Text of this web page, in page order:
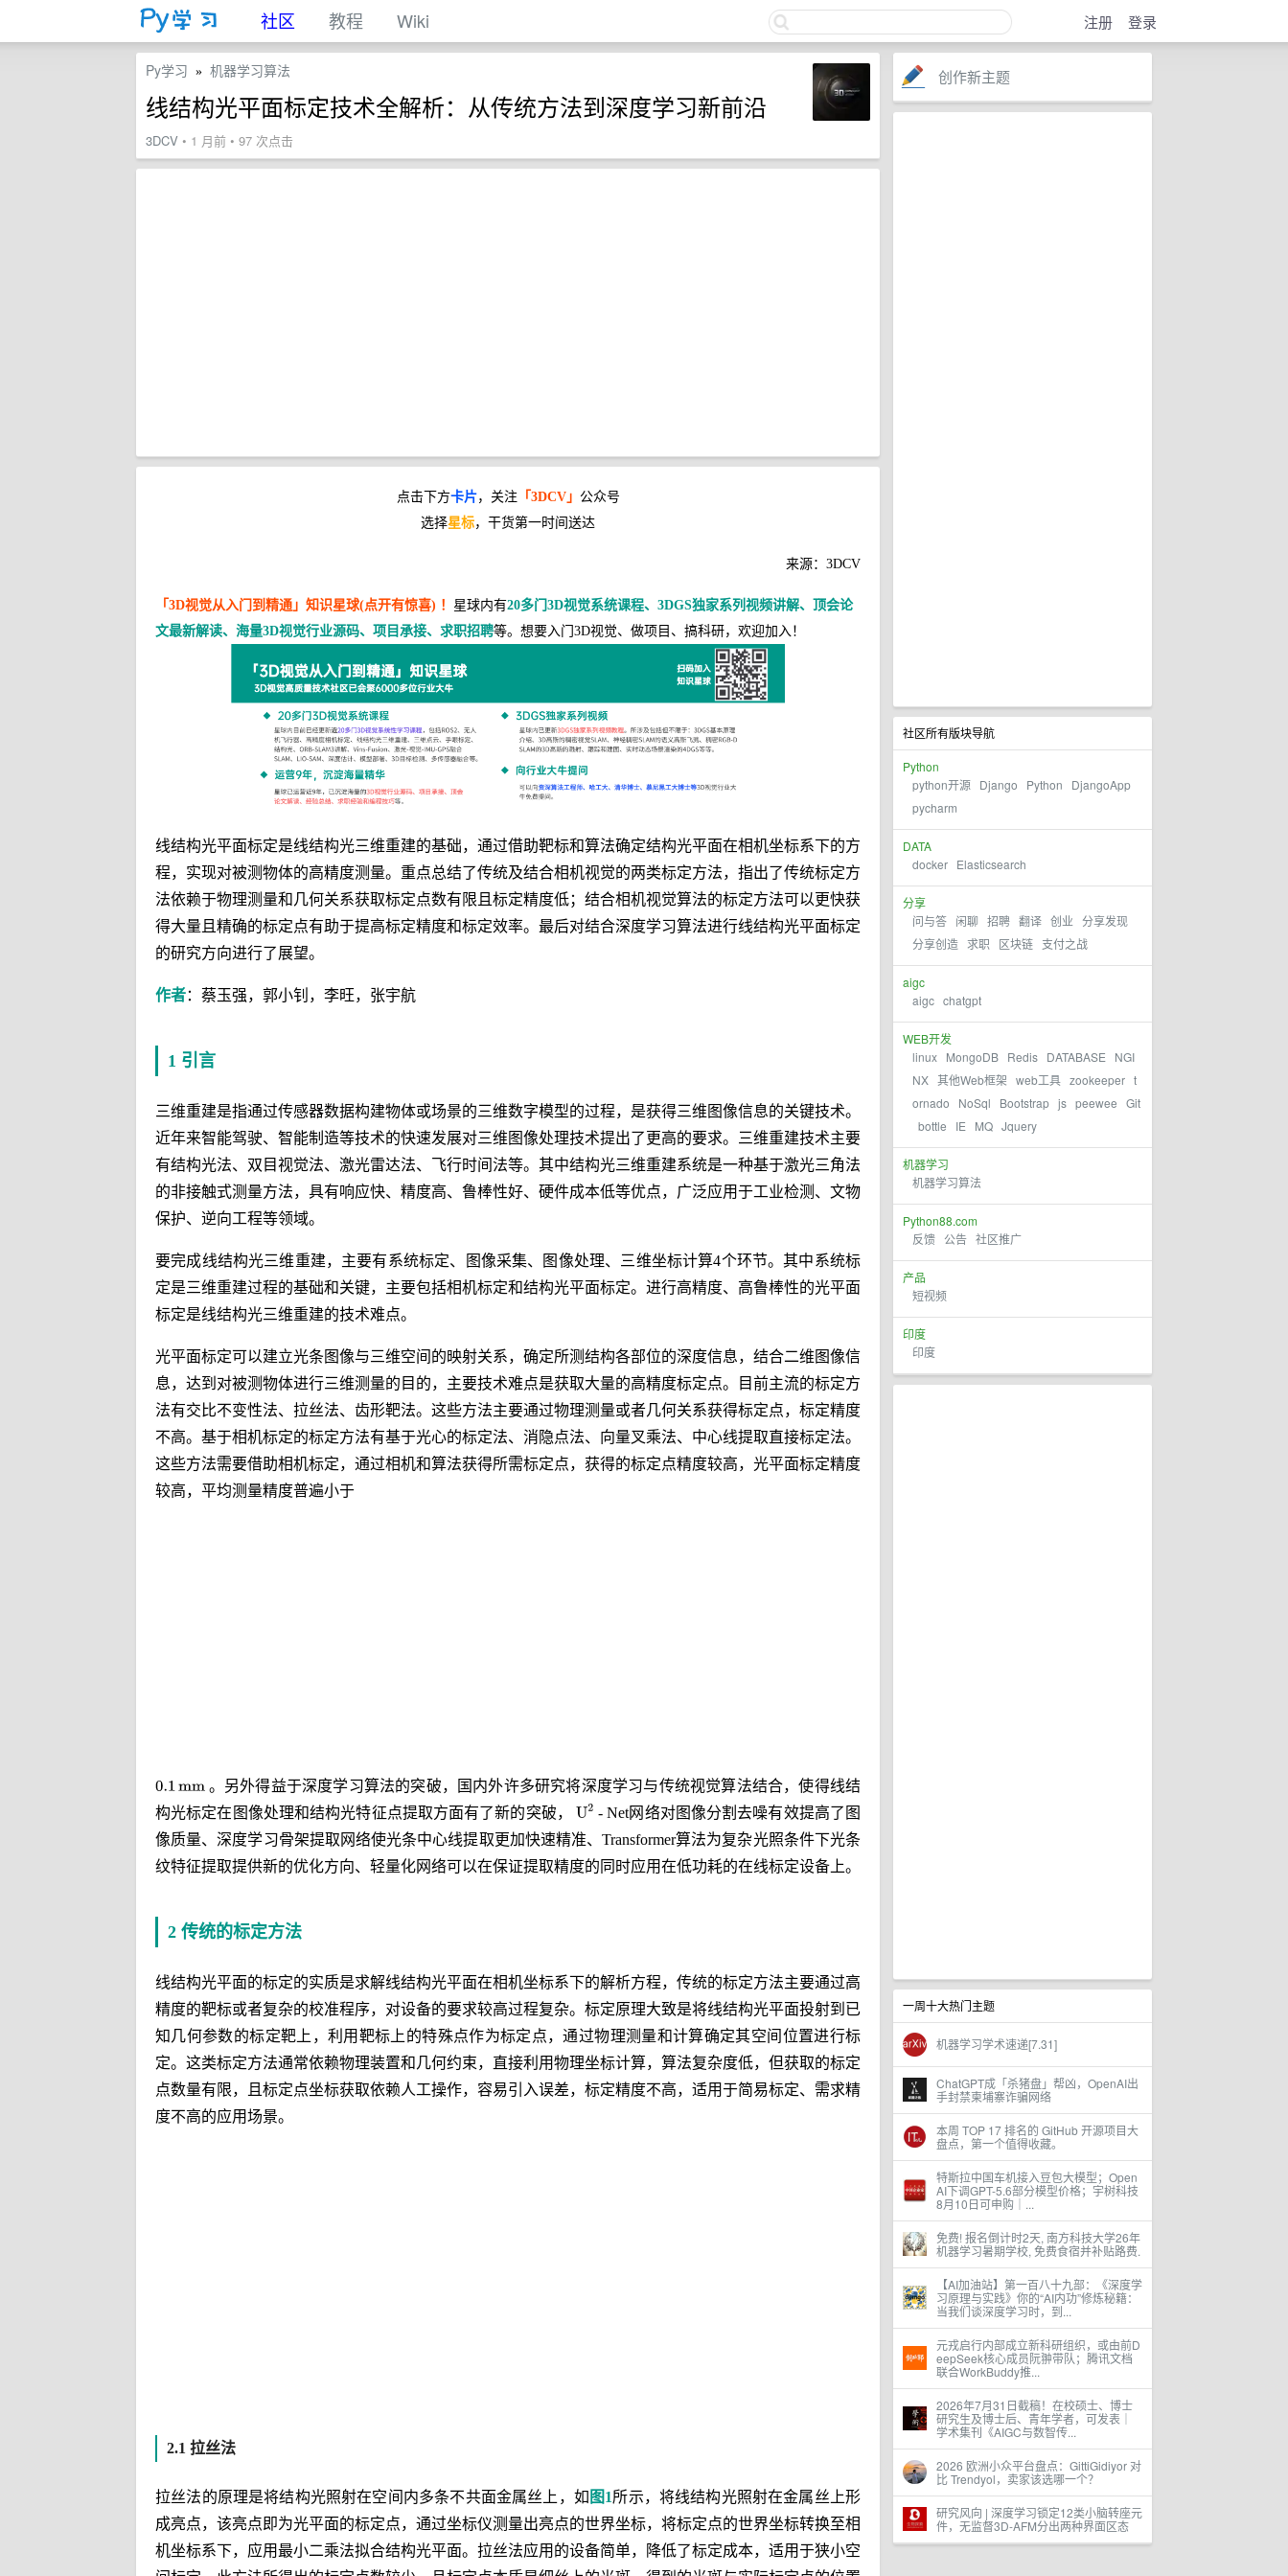
社区 教程 Wiki 注册 登录
创作新主题
社区所有版块导航
Python
python开源 Django Python
DjangoApp
pycharm
DATA
docker Elasticsearch
分享
问与答 闲聊 招聘 翻译 创业 分享发现
分享创造 求职 区块链 支付之战
aigc
aigc chatgpt
WEB开发
linux MongoDB Redis DATABASE
NGI
NX 其他Web框架 web工具 zookeeper t
ornado
NoSql Bootstrap js peewee Git
bottle
IE MQ Jquery
机器学习
机器学习算法
Python88.com
反馈 公告 社区推广
产品
短视频
印度
印度
一周十大热门主题
机器学习学术速递[7.31]
ChatGPT成「杀猪盘」帮凶，OpenAI出
手封禁柬埔寨诈骗网络
本周 TOP 17 排名的 GitHub 开源项目大
盘点，第一个值得收藏。
特斯拉中国车机接入豆包大模型；Open
AI下调GPT-5.6部分模型价格；宇树科技
8月10日可申购｜...
免费! 报名倒计时2天, 南方科技大学26年
机器学习暑期学校, 免费食宿并补贴路费.
【AI加油站】第一百八十九部：《深度学
习原理与实践》你的“AI内功”修炼秘籍：
当我们谈深度学习时，到...
元戎启行内部成立新科研组织，或由前D
eepSeek核心成员阮翀带队；腾讯文档
联合WorkBuddy推...
2026年7月31日截稿！在校硕士、博士
研究生及博士后、青年学者，可发表｜
学术集刊《AIGC与数智传...
2026 欧洲小众平台盘点：GittiGidiyor 对
比 Trendyol，卖家该选哪一个？
研究风向 | 深度学习锁定12类小脑转座元
件，无监督3D-AFM分出两种界面区态
Py学习 » 机器学习算法
线结构光平面标定技术全解析：从传统方法到深度学习新前沿
3DCV • 1 月前 • 97 次点击
点击下方卡片，关注「3DCV」 公众号
选择星标，干货第一时间送达
来源：3DCV
「3D视觉从入门到精通」知识星球(点开有惊喜) ！ 星球内有20多门3D视觉系统课程、3DGS独家系列视频讲解、顶会论
文最新解读、海量3D视觉行业源码、项目承接、求职招聘等。想要入门3D视觉、做项目、搞科研，欢迎加入！
线结构光平面标定是线结构光三维重建的基础，通过借助靶标和算法确定结构光平面在相机坐标系下的方
程，实现对被测物体的高精度测量。重点总结了传统及结合相机视觉的两类标定方法，指出了传统标定方
法依赖于物理测量和几何关系获取标定点数有限且标定精度低；结合相机视觉算法的标定方法可以更快获
得大量且精确的标定点有助于提高标定精度和标定效率。最后对结合深度学习算法进行线结构光平面标定
的研究方向进行了展望。
作者：蔡玉强，郭小钊，李旺，张宇航
1 引言
三维重建是指通过传感器数据构建物体或场景的三维数字模型的过程，是获得三维图像信息的关键技术。
近年来智能驾驶、智能制造等技术的快速发展对三维图像处理技术提出了更高的要求。三维重建技术主要
有结构光法、双目视觉法、激光雷达法、飞行时间法等。其中结构光三维重建系统是一种基于激光三角法
的非接触式测量方法，具有响应快、精度高、鲁棒性好、硬件成本低等优点，广泛应用于工业检测、文物
保护、逆向工程等领域。
要完成线结构光三维重建，主要有系统标定、图像采集、图像处理、三维坐标计算4个环节。其中系统标
定是三维重建过程的基础和关键，主要包括相机标定和结构光平面标定。进行高精度、高鲁棒性的光平面
标定是线结构光三维重建的技术难点。
光平面标定可以建立光条图像与三维空间的映射关系，确定所测结构各部位的深度信息，结合二维图像信
息，达到对被测物体进行三维测量的目的，主要技术难点是获取大量的高精度标定点。目前主流的标定方
法有交比不变性法、拉丝法、齿形靶法。这些方法主要通过物理测量或者几何关系获得标定点，标定精度
不高。基于相机标定的标定方法有基于光心的标定法、消隐点法、向量叉乘法、中心线提取直接标定法。
这些方法需要借助相机标定，通过相机和算法获得所需标定点，获得的标定点精度较高，光平面标定精度
较高，平均测量精度普遍小于
。另外得益于深度学习算法的突破，国内外许多研究将深度学习与传统视觉算法结合，使得线结
构光标定在图像处理和结构光特征点提取方面有了新的突破，
- Net网络对图像分割去噪有效提高了图
像质量、深度学习骨架提取网络使光条中心线提取更加快速精准、Transformer算法为复杂光照条件下光条
纹特征提取提供新的优化方向、轻量化网络可以在保证提取精度的同时应用在低功耗的在线标定设备上。
2 传统的标定方法
线结构光平面的标定的实质是求解线结构光平面在相机坐标系下的解析方程，传统的标定方法主要通过高
精度的靶标或者复杂的校准程序，对设备的要求较高过程复杂。标定原理大致是将线结构光平面投射到已
知几何参数的标定靶上，利用靶标上的特殊点作为标定点，通过物理测量和计算确定其空间位置进行标
定。这类标定方法通常依赖物理装置和几何约束，直接利用物理坐标计算，算法复杂度低，但获取的标定
点数量有限，且标定点坐标获取依赖人工操作，容易引入误差，标定精度不高，适用于简易标定、需求精
度不高的应用场景。
2.1 拉丝法
拉丝法的原理是将结构光照射在空间内多条不共面金属丝上，如 图1所示，将线结构光照射在金属丝上形
成亮点，该亮点即为光平面的标定点，通过坐标仪测量出亮点的世界坐标，将标定点的世界坐标转换至相
机坐标系下，应用最小二乘法拟合结构光平面。拉丝法应用的设备简单，降低了标定成本，适用于狭小空